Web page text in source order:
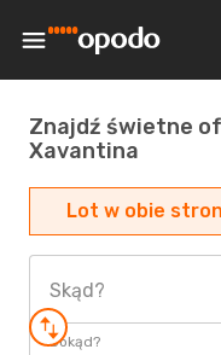
Znajdź świetne
Xavantina
Lot w obie
Skąd?
Dokąd?